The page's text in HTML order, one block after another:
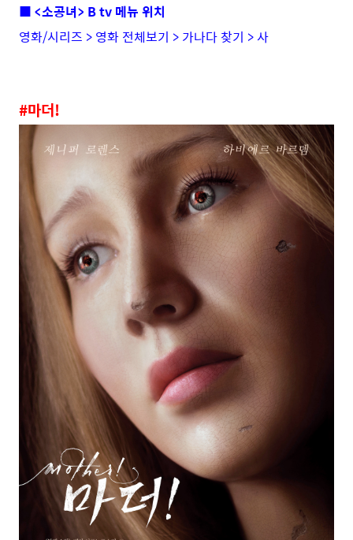
■ <소공녀> B tv 메뉴 위치
영화/시리즈 > 영화 전체보기 > 가나다 찾기 > 사
#마더!